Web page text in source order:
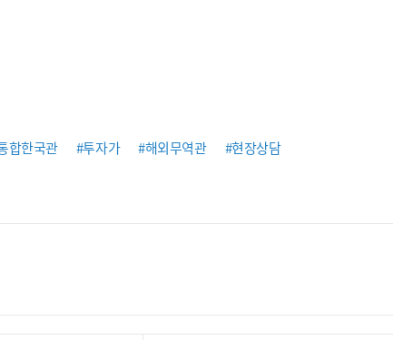
합한국관 #투자가 #해외무역관 #현장상담